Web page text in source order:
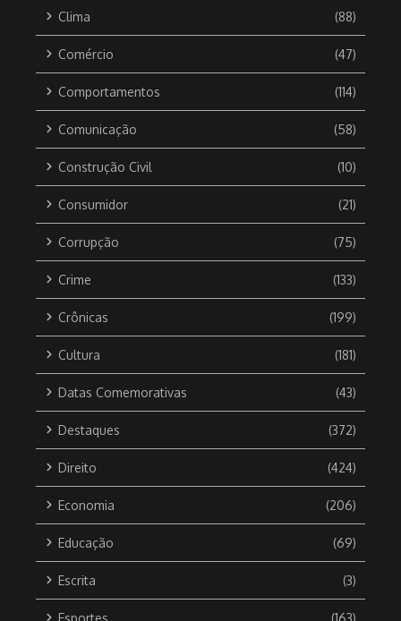
Clima (88)
Comércio (47)
Comportamentos (114)
Comunicação (58)
Construção Civil (10)
Consumidor (21)
Corrupção (75)
Crime (133)
Crônicas (199)
Cultura (181)
Datas Comemorativas (43)
Destaques (372)
Direito (424)
Economia (206)
Educação (69)
Escrita (3)
Esportes (163)